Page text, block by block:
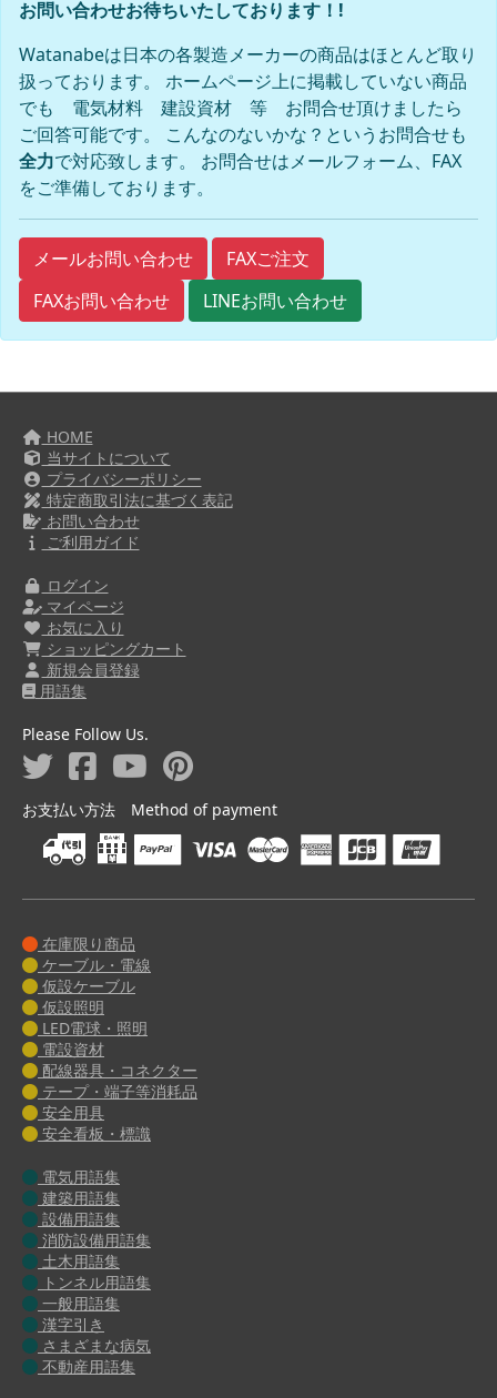
お問い合わせお待ちいたしております！!
Watanabeは日本の各製造メーカーの商品はほとんど取り
扱っております。 ホームページ上に掲載していない商品
でも 電気材料 建設資材 等 お問合せ頂けましたら
ご回答可能です。 こんなのないかな？というお問合せも
全力で対応致します。 お問合せはメールフォーム、FAX
をご準備しております。
メールお問い合わせ
FAXご注文
FAXお問い合わせ
LINEお問い合わせ
HOME
当サイトについて
プライバシーポリシー
特定商取引法に基づく表記
お問い合わせ
ご利用ガイド
ログイン
マイページ
お気に入り
ショッピングカート
新規会員登録
用語集
Please Follow Us.
お支払い方法 Method of payment
在庫限り商品
ケーブル・電線
仮設ケーブル
仮設照明
LED電球・照明
電設資材
配線器具・コネクター
テープ・端子等消耗品
安全用具
安全看板・標識
電気用語集
建築用語集
設備用語集
消防設備用語集
土木用語集
トンネル用語集
一般用語集
漢字引き
さまざまな病気
不動産用語集